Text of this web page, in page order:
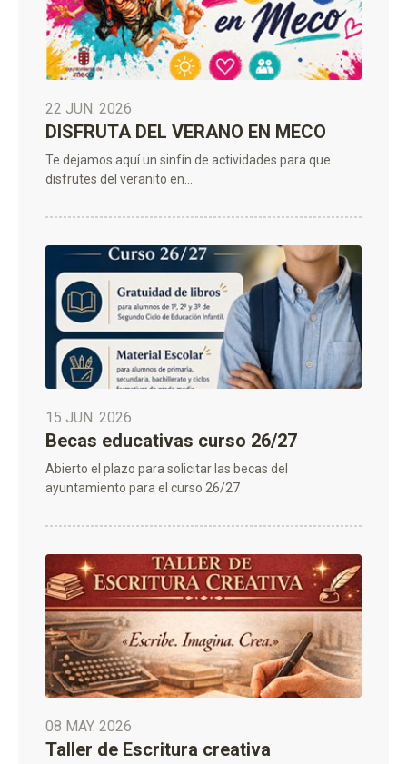
22 JUN. 2026
DISFRUTA DEL VERANO EN MECO
Te dejamos aquí un sinfín de actividades para que
disfrutes del veranito en...
15 JUN. 2026
Becas educativas curso 26/27
Abierto el plazo para solicitar las becas del
ayuntamiento para el curso 26/27
08 MAY. 2026
Taller de Escritura creativa